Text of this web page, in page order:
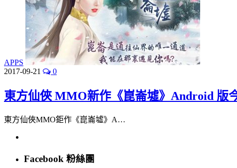
APPS
2017-09-21
0
東方仙俠 MMO新作《崑崙墟》Android 版
東方仙俠MMO鉅作《崑崙墟》A…
Facebook 粉絲團